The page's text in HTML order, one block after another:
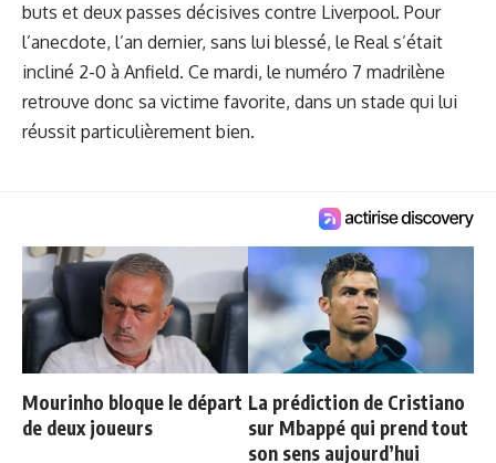
buts et deux passes décisives contre Liverpool. Pour
l’anecdote, l’an dernier, sans lui blessé, le Real s’était
incliné 2-0 à Anfield. Ce mardi, le numéro 7 madrilène
retrouve donc sa victime favorite, dans un stade qui lui
réussit particulièrement bien.
Mourinho bloque le départ
de deux joueurs
La prédiction de Cristiano
sur Mbappé qui prend tout
son sens aujourd’hui